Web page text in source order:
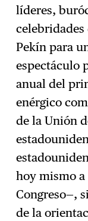
líderes,
Pekín para
espectáculo
anual del
enérgico
de la Unión
hoy mismo
Congreso—,
de la